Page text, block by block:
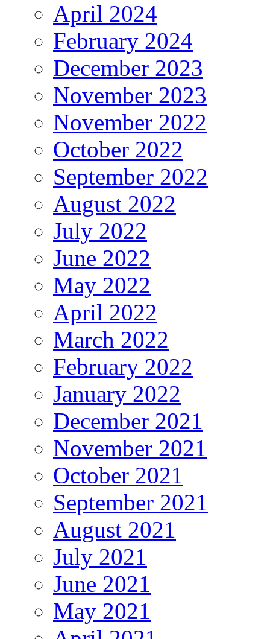
April 2024
February 2024
December 2023
November 2023
November 2022
October 2022
September 2022
August 2022
July 2022
June 2022
May 2022
April 2022
March 2022
February 2022
January 2022
December 2021
November 2021
October 2021
September 2021
August 2021
July 2021
June 2021
May 2021